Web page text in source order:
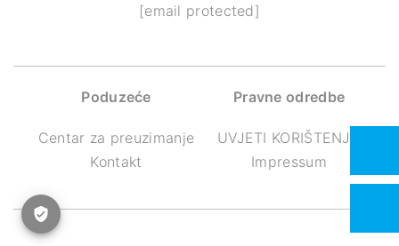
[email protected]
Poduzeće
Centar za preuzimanje
Kontakt
Pravne odredbe
UVJETI KORIŠTENJA
Impressum